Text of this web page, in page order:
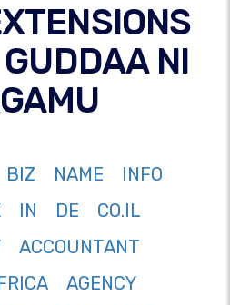
NI
BIZ NAME
INFO
IN DE
CO.IL
ACCOUNTANT
AGENCY